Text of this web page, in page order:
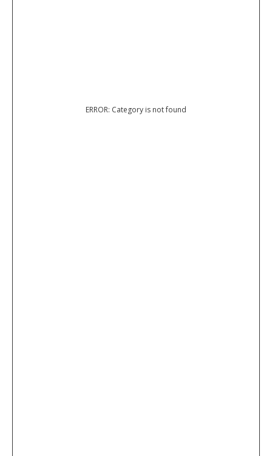
ERROR: Category is not found